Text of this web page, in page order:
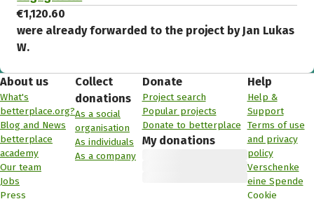
€1,120.60
were already forwarded to the project by Jan Lukas
W.
About us
What's
betterplace.org?
Blog and News
betterplace
academy
Our team
Jobs
Press
Collect
donations
As a social
organisation
As individuals
As a company
Donate
Project search
Popular projects
Donate to betterplace
My donations
Help
Help &
Support
Terms of use
and privacy
policy
Verschenke
eine Spende
Cookie